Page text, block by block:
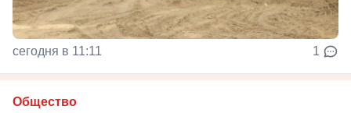
сегодня в 11:11 1
Общество